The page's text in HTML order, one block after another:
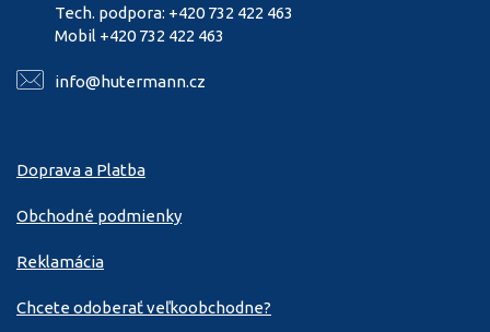
Tech. podpora: +420 732 422 463
Mobil +420 732 422 463
info@hutermann.cz
Doprava a Platba
Obchodné podmienky
Reklamácia
Chcete odoberať veľkoobchodne?